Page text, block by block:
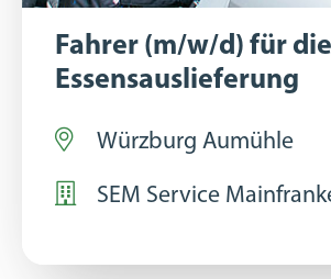
Fahrer (m/w/d) für die
Essensauslieferung
Würzburg Aumühle
SEM Service